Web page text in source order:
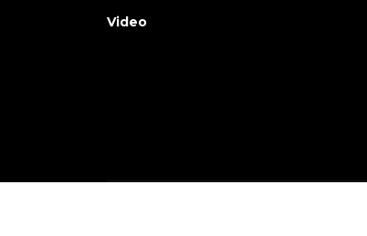
Video